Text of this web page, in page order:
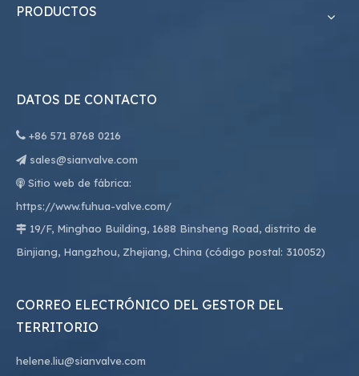
PRODUCTOS
DATOS DE CONTACTO
 +86 571 8768 0216
 sales@sianvalve.com
 Sitio web de fábrica:
https://www.fuhua-valve.com/
 19/F, Minghao Building, 1688 Binsheng Road, distrito de
Binjiang, Hangzhou, Zhejiang, China (código postal: 310052)
CORREO ELECTRÓNICO DEL GESTOR DEL
TERRITORIO
helene.liu@sianvalve.com